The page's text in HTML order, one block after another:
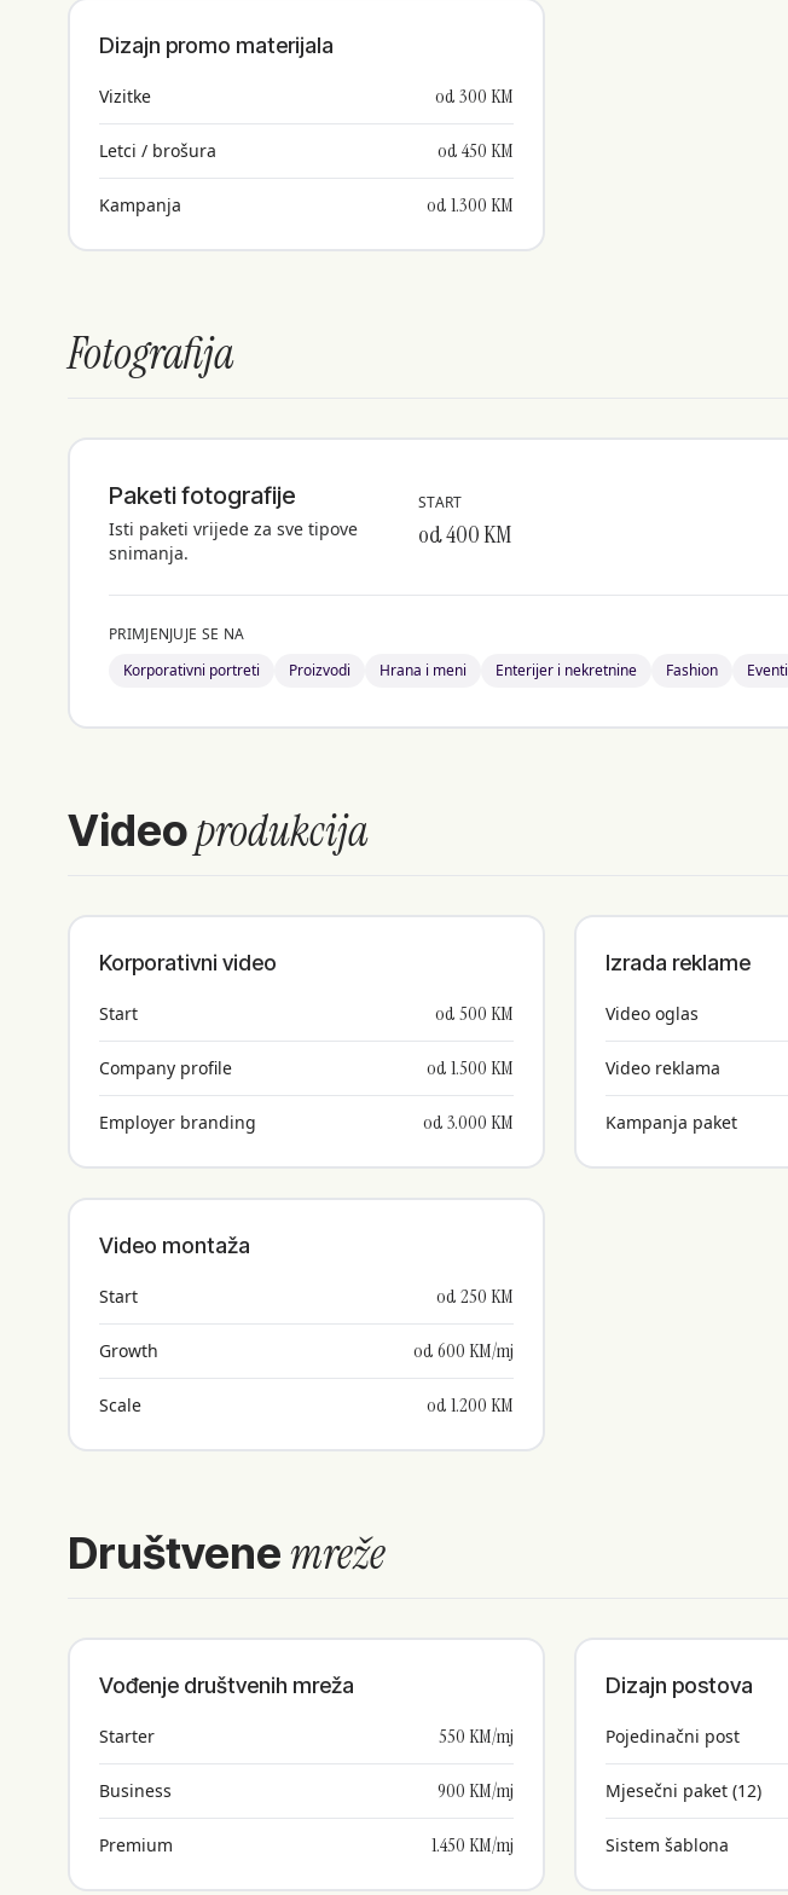
Dizajn promo materijala
Vizitke od 300 KM
Letci / brošura od 450 KM
Kampanja od 1.300 KM
Fotografija
Paketi fotografije
Isti paketi vrijede za sve tipove
snimanja.
START
od 400 KM
PRIMJENJUJE SE NA
Korporativni portreti
Proizvodi Hrana i meni Enterijer i nekretnine Fashion Eventi
Videoprodukcija
Korporativni video
Start od 500 KM
Company profile od 1.500 KM
Employer branding od 3.000 KM
Izrada reklame
Video oglas
Video reklama
Kampanja paket
Video montaža
Start od 250 KM
Growth od 600 KM/mj
Scale od 1.200 KM
Društvenemreže
Vođenje društvenih mreža
Starter 550 KM/mj
Business 900 KM/mj
Premium 1.450 KM/mj
Dizajn postova
Pojedinačni post
Mjesečni paket (12)
Sistem šablona